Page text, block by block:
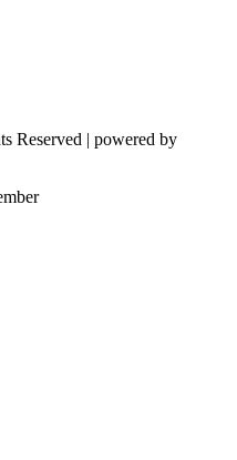
Reserved | powered by